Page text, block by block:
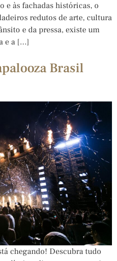
e às fachadas históricas, o
redutos de arte, cultura
e da pressa, existe um
e a […]
Brasil
chegando! Descubra tudo